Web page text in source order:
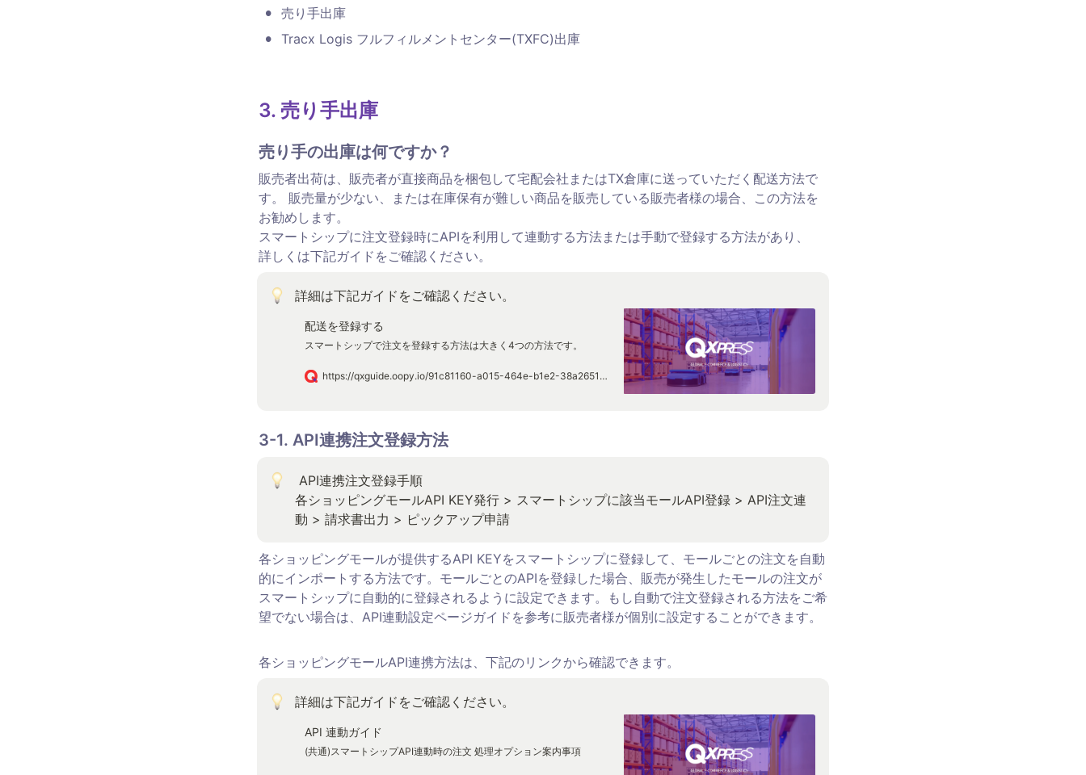
• 売り手出庫
• Tracx Logis フルフィルメントセンター(TXFC)出庫
3. 売り手出庫
売り手の出庫は何ですか？
販売者出荷は、販売者が直接商品を梱包して宅配会社またはTX倉庫に送っていただく配送方法で
す。 販売量が少ない、または在庫保有が難しい商品を販売している販売者様の場合、この方法を
お勧めします。
スマートシップに注文登録時にAPIを利用して連動する方法または手動で登録する方法があり、
詳しくは下記ガイドをご確認ください。
詳細は下記ガイドをご確認ください。
配送を登録する
スマートシップで注文を登録する方法は大きく4つの方法です。
https://qxguide.oopy.io/91c81160-a015-464e-b1e2-38a265155640
3-1. API連携注文登録方法
各ショッピングモールAPI KEY発行 > スマートシップに該当モールAPI登録 > API注文連
動 > 請求書出力 > ピックアップ申請
各ショッピングモールが提供するAPI KEYをスマートシップに登録して、モールごとの注文を自動
的にインポートする方法です。モールごとのAPIを登録した場合、販売が発生したモールの注文が
スマートシップに自動的に登録されるように設定できます。もし自動で注文登録される方法をご希
望でない場合は、API連動設定ページガイドを参考に販売者様が個別に設定することができます。
各ショッピングモールAPI連携方法は、下記のリンクから確認できます。
詳細は下記ガイドをご確認ください。
API 連動ガイド
(共通)スマートシップAPI連動時の注文 処理オプション案内事項